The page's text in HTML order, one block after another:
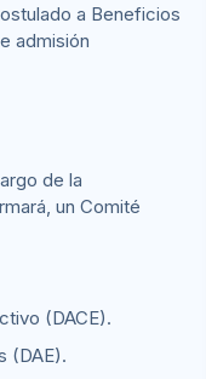
a Beneficios
admisión
de la
un Comité
(DACE).
(DAE).